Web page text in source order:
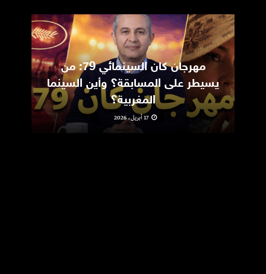
مهرجان كان السينمائي 79: من
يسيطر على المسابقة؟ وأين السينما
المغربية؟
17 أبريل، 2026